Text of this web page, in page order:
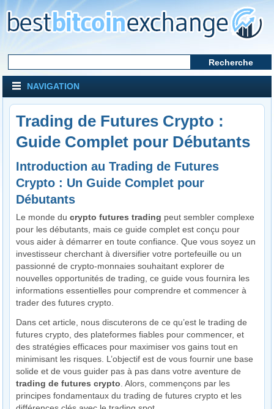
NAVIGATION
Trading de Futures Crypto :
Guide Complet pour Débutants
Introduction au Trading de Futures
Crypto : Un Guide Complet pour
Débutants
Le monde ducrypto futures trading peut sembler complexe
pour les débutants, mais ce guide complet est conçu pour
vous aider à démarrer en toute confiance. Que vous soyez un
investisseur cherchant à diversifier votre portefeuille ou un
passionné de crypto-monnaies souhaitant explorer de
nouvelles opportunités de trading, ce guide vous fournira les
informations essentielles pour comprendre et commencer à
trader des futures crypto.
Dans cet article, nous discuterons de ce qu’est le trading de
futures crypto, des plateformes fiables pour commencer, et
des stratégies efficaces pour maximiser vos gains tout en
minimisant les risques. L’objectif est de vous fournir une base
solide et de vous guider pas à pas dans votre aventure de
trading de futures crypto . Alors, commençons par les
principes fondamentaux du trading de futures crypto et les